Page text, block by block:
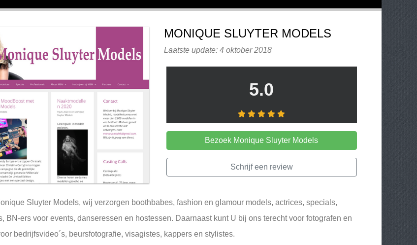
MONIQUE SLUYTER MODELS
Laatste update: 4 oktober 2018
5.0
Bezoek Monique Sluyter Models
Schrijf een review
Sluyter Models, wij verzorgen boothbabes, fashion en glamour models, actrices, specials,
BN-ers voor events, danseressen en hostessen. Daarnaast kunt U bij ons terecht voor fotografen en
bedrijfsvideo´s, beursfotografie, visagistes, kappers en stylistes.